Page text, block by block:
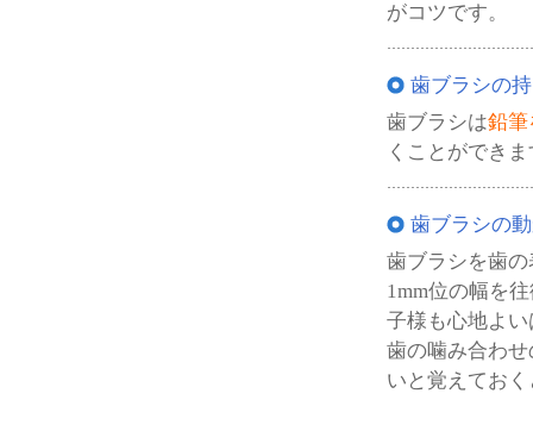
がコツです。
歯ブラシの
歯ブラシは鉛筆
くことができ
歯ブラシの
歯ブラシを歯
1mm位の幅を
子様も心地よ
歯の噛み合わ
いと覚えてお